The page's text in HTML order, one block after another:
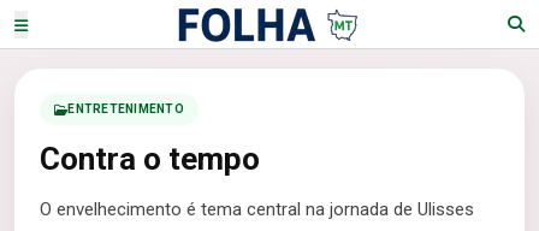
ENTRETENIMENTO
Contra o tempo
O envelhecimento é tema central na jornada de Ulisses